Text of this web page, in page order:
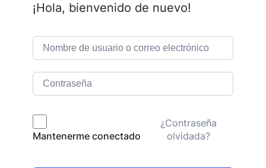
¡Hola, bienvenido de nuevo!
Mantenerme conectado
¿Contraseña
olvidada?